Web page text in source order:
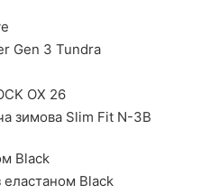
Gen 3 Tundra
OX 26
зимова Slim Fit N-3B
Black
еластаном Black